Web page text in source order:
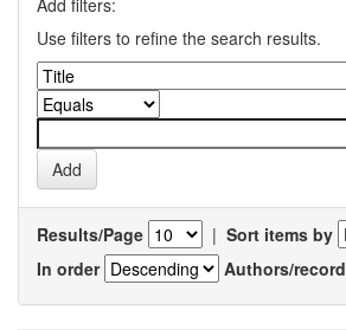
Use filters to refine the search results.
Results/Page | Sort items by
In order
Authors/record